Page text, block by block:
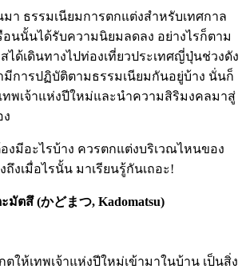
มา ธรรมเนียมการตกแต่งสำหรับเทศกาล
นนั้นได้รับความนิยมลดลง อย่างไรก็ตาม
ได้เดินทางไปท่องเที่ยวประเทศญี่ปุ่นช่วงดัง
มีการปฏิบัติตามธรรมเนียมกันอยู่บ้าง นั่นก็
ทพเจ้าแห่งปีใหม่และนำความสิริมงคลมาสู่
งมีอะไรบ้าง ควรตกแต่งบริเวณไหนของ
งเมื่อไรนั้น มาเรียนรู้กันเถอะ!
มัตสึ (かどまつ, Kadomatsu)
ตให้เทพเจ้าแห่งปีใหม่เข้ามาในบ้าน เป็นสิ่ง